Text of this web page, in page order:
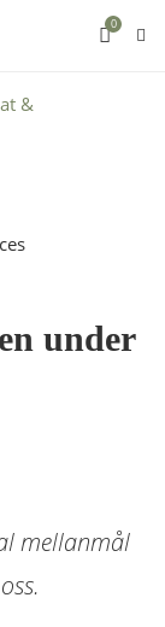
0
under
mellanmål